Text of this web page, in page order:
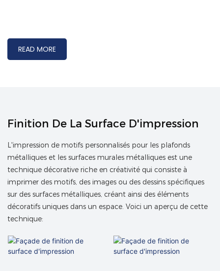
READ MORE
Finition De La Surface D'impression
L'impression de motifs personnalisés pour les plafonds
métalliques et les surfaces murales métalliques est une
technique décorative riche en créativité qui consiste à
imprimer des motifs, des images ou des dessins spécifiques
sur des surfaces métalliques, créant ainsi des éléments
décoratifs uniques dans un espace. Voici un aperçu de cette
technique: